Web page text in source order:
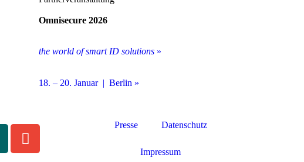
Omnisecure 2026
the world of smart ID solutions»
18. – 20. Januar | Berlin »
Presse Datenschutz
Impressum